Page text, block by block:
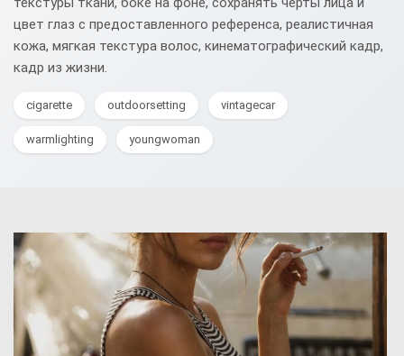
цвет глаз с предоставленного референса, реалистичная
кожа, мягкая текстура волос, кинематографический кадр,
кадр из жизни.
cigarette outdoorsetting vintagecar
warmlighting youngwoman